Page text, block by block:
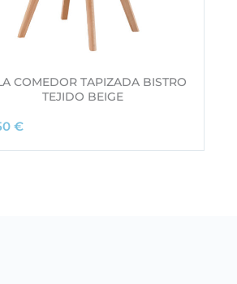
COMEDOR TAPIZADA BISTRO
TEJIDO BEIGE
€